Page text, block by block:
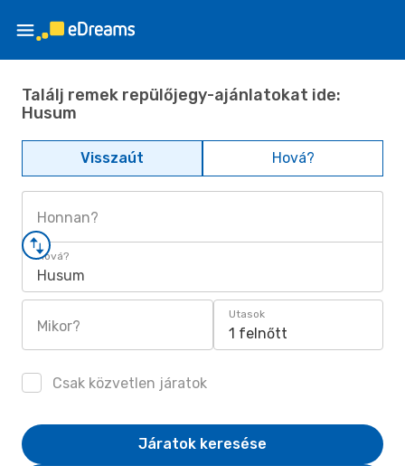
Találj remek repülőjegy-ajánlatokat ide:
Husum
Visszaút Hová?
Honnan?
Hová?
Husum
Mikor?
Utasok
1 felnőtt
Csak közvetlen járatok
Járatok keresése